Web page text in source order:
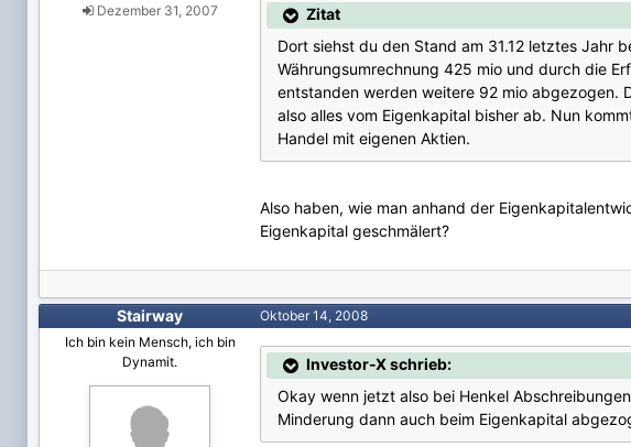
Dezember 31, 2007
Zitat
Dort siehst du den Stand am 31.12 letztes Jahr
Währungsumrechnung 425 mio und durch die
entstanden werden weitere 92 mio abgezogen.
also alles vom Eigenkapital bisher ab. Nun
Handel mit eigenen Aktien.
Also haben, wie man anhand der
Eigenkapital geschmälert?
Stairway
Ich bin kein Mensch, ich bin
Dynamit.
Oktober 14, 2008
Investor-X schrieb:
Okay wenn jetzt also bei Henkel
Minderung dann auch beim Eigenkapital